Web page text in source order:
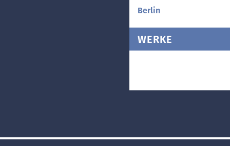
Berlin
WERKE